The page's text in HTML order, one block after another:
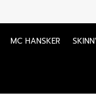
MC HANSKER